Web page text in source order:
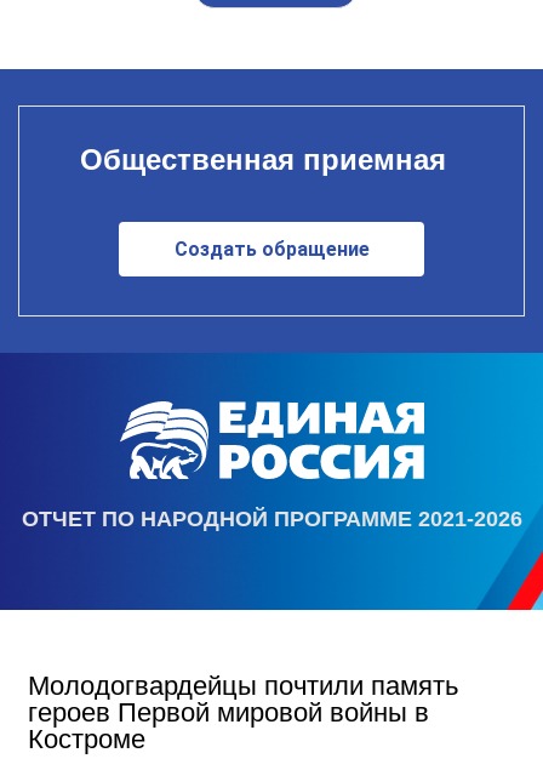
Общественная приемная
Создать обращение
ОТЧЕТ ПО НАРОДНОЙ ПРОГРАММЕ 2021-2026
Молодогвардейцы почтили память
героев Первой мировой войны в
Костроме